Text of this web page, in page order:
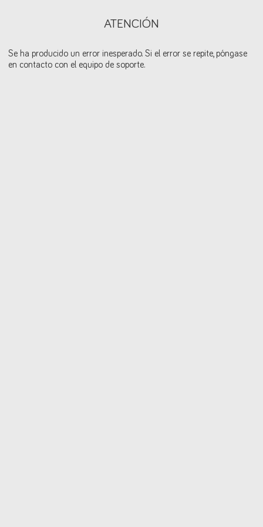
ATENCIÓN
Se ha producido un error inesperado. Si el error se repite, póngase
en contacto con el equipo de soporte.